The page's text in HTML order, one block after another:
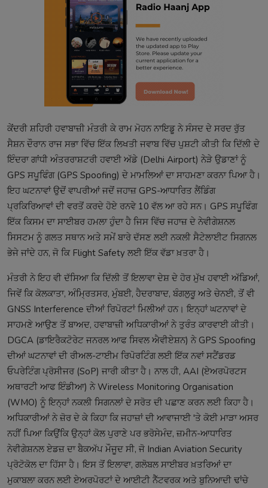
ਕੇਂਦਰੀ ਸ਼ਹਿਰੀ ਹਵਾਬਾਜ਼ੀ ਮੰਤਰੀ ਕੇ ਰਾਮ ਮੋਹਨ ਨਾਇਡੂ ਨੇ ਸੰਸਦ ਦੇ ਸਰਦ ਰੁੱਤ
ਸੈਸ਼ਨ ਦੌਰਾਨ ਰਾਜ ਸਭਾ ਵਿੱਚ ਇੱਕ ਲਿਖਤੀ ਜਵਾਬ ਵਿੱਚ ਪੁਸ਼ਟੀ ਕੀਤੀ ਕਿ ਦਿੱਲੀ ਦੇ
ਇੰਦਰਾ ਗਾਂਧੀ ਅੰਤਰਰਾਸ਼ਟਰੀ ਹਵਾਈ ਅੱਡੇ (Delhi Airport) ਨੇੜੇ ਉਡਾਣਾਂ ਨੂੰ
GPS ਸਪੂਫਿੰਗ (GPS Spoofing) ਦੇ ਮਾਮਲਿਆਂ ਦਾ ਸਾਹਮਣਾ ਕਰਨਾ ਪਿਆ ਹੈ।
ਇਹ ਘਟਨਾਵਾਂ ਉਦੋਂ ਵਾਪਰੀਆਂ ਜਦੋਂ ਜਹਾਜ਼ GPS-ਆਧਾਰਿਤ ਲੈਂਡਿੰਗ
ਪ੍ਰਕਿਰਿਆਵਾਂ ਦੀ ਵਰਤੋਂ ਕਰਦੇ ਹੋਏ ਰਨਵੇ 10 ਵੱਲ ਆ ਰਹੇ ਸਨ। GPS ਸਪੂਫਿੰਗ
ਇੱਕ ਕਿਸਮ ਦਾ ਸਾਈਬਰ ਹਮਲਾ ਹੁੰਦਾ ਹੈ ਜਿਸ ਵਿੱਚ ਜਹਾਜ਼ ਦੇ ਨੇਵੀਗੇਸ਼ਨਲ
ਸਿਸਟਮ ਨੂੰ ਗਲਤ ਸਥਾਨ ਅਤੇ ਸਮੇਂ ਬਾਰੇ ਦੱਸਣ ਲਈ ਨਕਲੀ ਸੈਟੇਲਾਈਟ ਸਿਗਨਲ
ਭੇਜੇ ਜਾਂਦੇ ਹਨ, ਜੋ ਕਿ Flight Safety ਲਈ ਇੱਕ ਵੱਡਾ ਖ਼ਤਰਾ ਹੈ।
ਮੰਤਰੀ ਨੇ ਇਹ ਵੀ ਦੱਸਿਆ ਕਿ ਦਿੱਲੀ ਤੋਂ ਇਲਾਵਾ ਦੇਸ਼ ਦੇ ਹੋਰ ਮੁੱਖ ਹਵਾਈ ਅੱਡਿਆਂ,
ਜਿਵੇਂ ਕਿ ਕੋਲਕਾਤਾ, ਅੰਮ੍ਰਿਤਸਰ, ਮੁੰਬਈ, ਹੈਦਰਾਬਾਦ, ਬੰਗਲੁਰੂ ਅਤੇ ਚੇਨਈ, ਤੋਂ ਵੀ
GNSS Interference ਦੀਆਂ ਰਿਪੋਰਟਾਂ ਮਿਲੀਆਂ ਹਨ। ਇਨ੍ਹਾਂ ਘਟਨਾਵਾਂ ਦੇ
ਸਾਹਮਣੇ ਆਉਣ ਤੋਂ ਬਾਅਦ, ਹਵਾਬਾਜ਼ੀ ਅਧਿਕਾਰੀਆਂ ਨੇ ਤੁਰੰਤ ਕਾਰਵਾਈ ਕੀਤੀ।
DGCA (ਡਾਇਰੈਕਟੋਰੇਟ ਜਨਰਲ ਆਫ ਸਿਵਲ ਐਵੀਏਸ਼ਨ) ਨੇ GPS Spoofing
ਦੀਆਂ ਘਟਨਾਵਾਂ ਦੀ ਰੀਅਲ-ਟਾਈਮ ਰਿਪੋਰਟਿੰਗ ਲਈ ਇੱਕ ਨਵਾਂ ਸਟੈਂਡਰਡ
ਓਪਰੇਟਿੰਗ ਪ੍ਰੋਸੀਜਰ (SoP) ਜਾਰੀ ਕੀਤਾ ਹੈ। ਨਾਲ ਹੀ, AAI (ਏਅਰਪੋਰਟਸ
ਅਥਾਰਟੀ ਆਫ ਇੰਡੀਆ) ਨੇ Wireless Monitoring Organisation
(WMO) ਨੂੰ ਇਨ੍ਹਾਂ ਨਕਲੀ ਸਿਗਨਲਾਂ ਦੇ ਸਰੋਤ ਦੀ ਪਛਾਣ ਕਰਨ ਲਈ ਕਿਹਾ ਹੈ।
ਅਧਿਕਾਰੀਆਂ ਨੇ ਜ਼ੋਰ ਦੇ ਕੇ ਕਿਹਾ ਕਿ ਜਹਾਜ਼ਾਂ ਦੀ ਆਵਾਜਾਈ 'ਤੇ ਕੋਈ ਮਾੜਾ ਅਸਰ
ਨਹੀਂ ਪਿਆ ਕਿਉਂਕਿ ਉਨ੍ਹਾਂ ਕੋਲ ਪੁਰਾਣੇ ਪਰ ਭਰੋਸੇਮੰਦ, ਜ਼ਮੀਨ-ਆਧਾਰਿਤ
ਨੇਵੀਗੇਸ਼ਨਲ ਏਡਜ਼ ਦਾ ਬੈਕਅੱਪ ਮੌਜੂਦ ਸੀ, ਜੋ Indian Aviation Security
ਪ੍ਰੋਟੋਕੋਲ ਦਾ ਹਿੱਸਾ ਹੈ। ਇਸ ਤੋਂ ਇਲਾਵਾ, ਗਲੋਬਲ ਸਾਈਬਰ ਖ਼ਤਰਿਆਂ ਦਾ
ਮੁਕਾਬਲਾ ਕਰਨ ਲਈ ਏਅਰਪੋਰਟਾਂ ਦੇ ਆਈਟੀ ਨੈੱਟਵਰਕ ਅਤੇ ਬੁਨਿਆਦੀ ਢਾਂਚੇ